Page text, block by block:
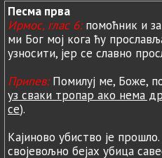
Песма прва
Ирмос, глас 6:помоћник и
ми Бог мoј кога ћу
узносити, јер се славно
Припев:Помилуј ме, Боже,
уз сваки тропар ако нема
се).
Кајиново убиство је прошло.
својевољно бејах убица